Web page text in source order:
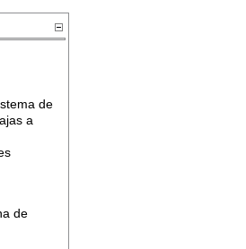
de
a
de